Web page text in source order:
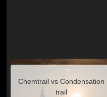
Chemtrail vs Condensation
trail